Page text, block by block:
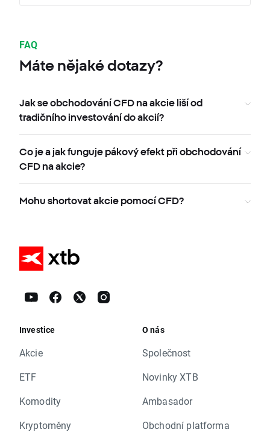
FAQ
Máte nějaké dotazy?
Jak se obchodování CFD na akcie liší od
tradičního investování do akcií?
Co je a jak funguje pákový efekt při obchodování
CFD na akcie?
Mohu shortovat akcie pomocí CFD?
Investice
Akcie
ETF
Komodity
Kryptoměny
O nás
Společnost
Novinky XTB
Ambasador
Obchodní platforma